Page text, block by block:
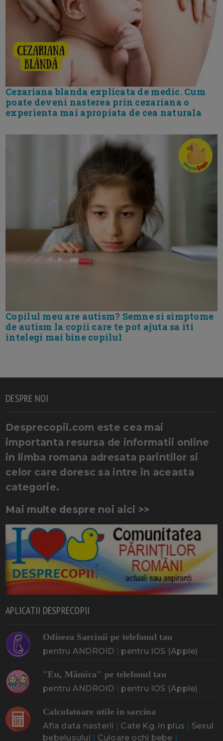
Cezariana blanda explicata de medic. Cum
poate deveni nasterea prin cezariana o
experienta mai apropiata de cea naturala
Copilul meu are autism? Semne si simptome
de autism la copii care te pot ajuta sa iti
intelegi mai bine copilul
DESPRE NOI
Desprecopii.com este cea mai
importanta resursa de informatii online
in limba romana adresata parintilor si
celor care doresc sa intre in aceasta
categorie.
Mai multe despre noi aici >>
APLICATII DESPRECOPII
Odiseea Sarcinii pe telefonul tau
pentru ANDROID pentru IOS (Apple)
"Eu, Mămica" pe telefonul tau
pentru ANDROID pentru IOS (Apple)
Calculatoare utile in sarcina
Afla data nasterii Cate Kg. in plus
Sexul
bebelusului
Culoare ochi bebe